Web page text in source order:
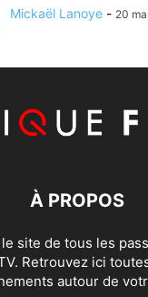
Mickaël Lanoye - 20
À PROPOS
site de tous les
Retrouvez ici
autour de